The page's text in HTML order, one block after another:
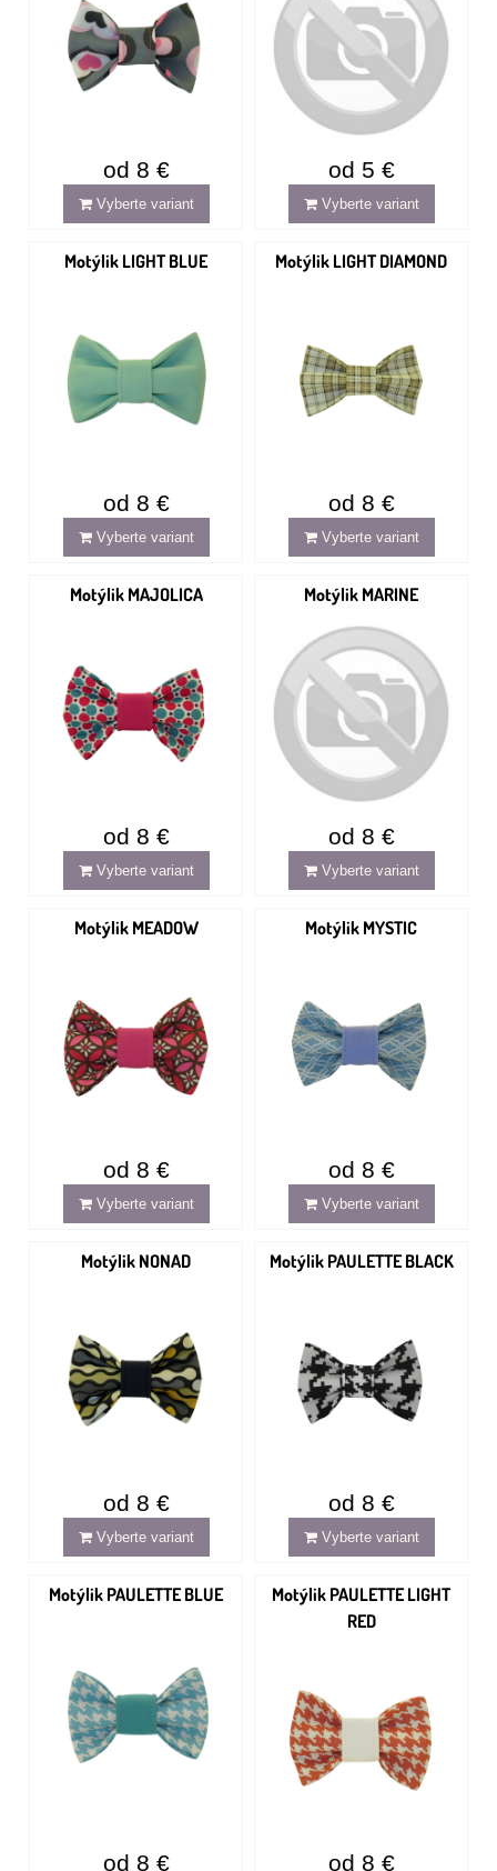
od 8 €
Vyberte variant
od 5 €
Vyberte variant
Motýlik LIGHT BLUE
od 8 €
Vyberte variant
Motýlik LIGHT DIAMOND
od 8 €
Vyberte variant
Motýlik MAJOLICA
od 8 €
Vyberte variant
Motýlik MARINE
od 8 €
Vyberte variant
Motýlik MEADOW
od 8 €
Vyberte variant
Motýlik MYSTIC
od 8 €
Vyberte variant
Motýlik NONAD
od 8 €
Vyberte variant
Motýlik PAULETTE BLACK
od 8 €
Vyberte variant
Motýlik PAULETTE BLUE
od 8 €
Motýlik PAULETTE LIGHT
RED
od 8 €